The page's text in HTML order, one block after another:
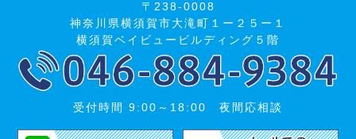
〒238-0008
神奈川県横須賀市大滝町１ー２５ー１
横須賀ベイビュービルディング５階
受付時間 9:00～18:00 夜間応相談